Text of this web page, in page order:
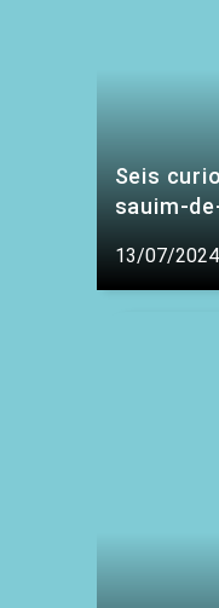
Seis
sauim-
13/07/2024